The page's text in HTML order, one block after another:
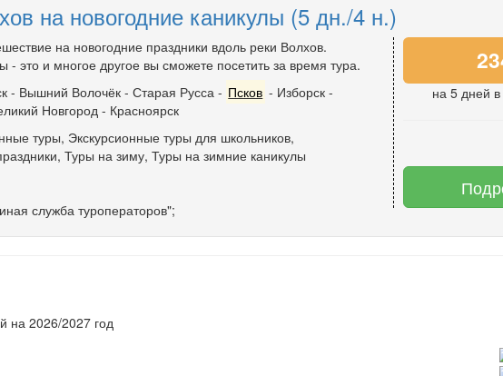
на новогодние каникулы (5 дн./4 н.)
на новогодние праздники вдоль реки Волхов.
- это и многое другое вы сможете посетить за время тура.
- Вышний Волочёк- Старая Русса- Псков - Изборск -
Новгород- Красноярск
туры, Экскурсионные туры для школьников,
, Туры на зиму, Туры на зимние каникулы
служба туроператоров";
на 5 дней
на 2026/2027 год